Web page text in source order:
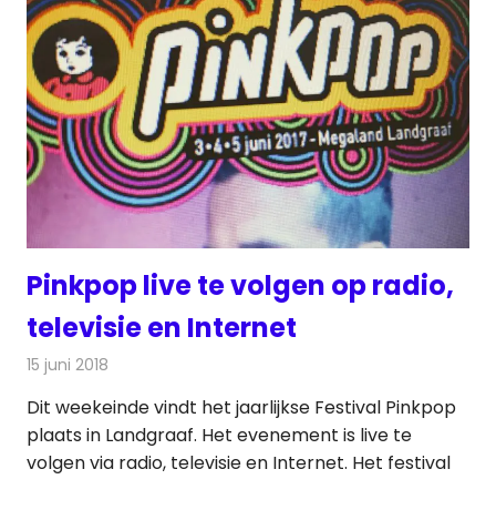
Pinkpop live te volgen op radio,
televisie en Internet
15 juni 2018
Dit weekeinde vindt het jaarlijkse Festival Pinkpop
plaats in Landgraaf. Het evenement is live te
volgen via radio, televisie en Internet. Het festival